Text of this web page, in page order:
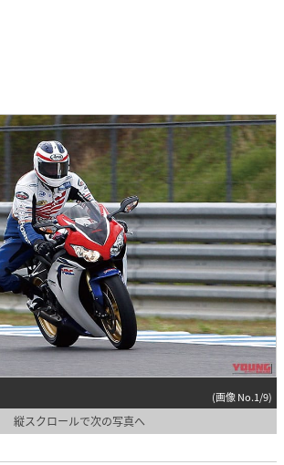
(画像 No.1/9)
縦スクロールで次の写真へ